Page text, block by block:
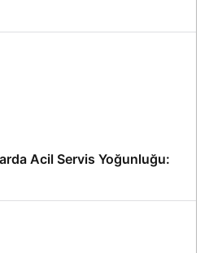
Acil Servis Yoğunluğu: